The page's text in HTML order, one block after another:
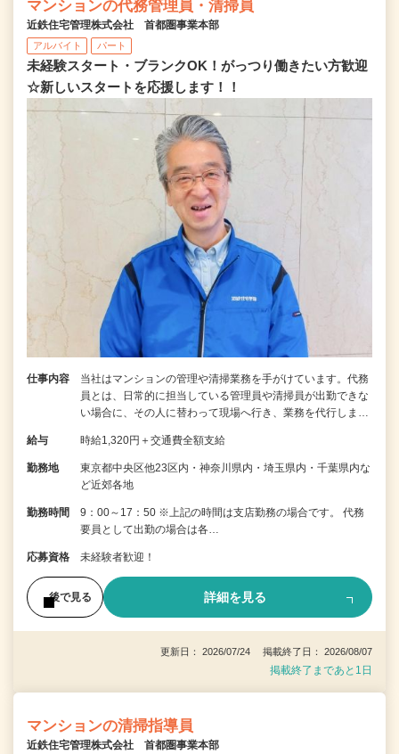
マンションの代務管理員・清掃員
近鉄住宅管理株式会社 首都圏事業本部
アルバイト パート
未経験スタート・ブランクOK！がっつり働きたい方歓迎
☆新しいスタートを応援します！！
仕事内容
当社はマンションの管理や清掃業務を手がけています。代務
員とは、日常的に担当している管理員や清掃員が出勤できな
い場合に、その人に替わって現場へ行き、業務を代行しま…
給与 時給1,320円＋交通費全額支給
勤務地
東京都中央区他23区内・神奈川県内・埼玉県内・千葉県内な
ど近郊各地
勤務時間
9：00～17：50 ※上記の時間は支店勤務の場合です。 代務
要員として出勤の場合は各…
応募資格 未経験者歓迎！
後で見る 詳細を見る
更新日： 2026/07/24 掲載終了日： 2026/08/07
掲載終了まであと1日
マンションの清掃指導員
近鉄住宅管理株式会社 首都圏事業本部